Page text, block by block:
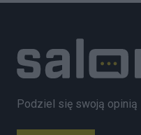
Podziel się swoją opinią